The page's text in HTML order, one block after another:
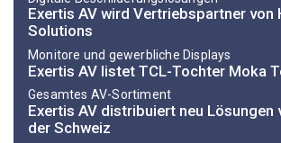
Exertis AV wird Vertriebspartner von
Solutions
Monitore und gewerbliche Displays
Exertis AV listet TCL-Tochter Moka
Gesamtes AV-Sortiment
Exertis AV distribuiert neu Lösungen
der Schweiz